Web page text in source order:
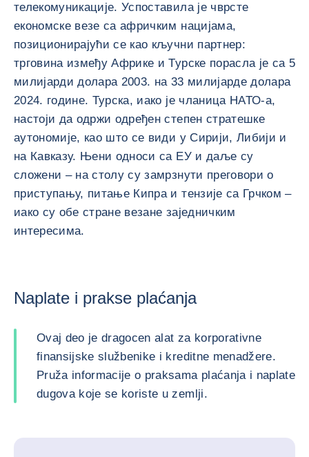
телекомуникације. Успоставила је чврсте
економске везе са афричким нацијама,
позиционирајући се као кључни партнер:
трговина између Африке и Турске порасла је са 5
милијарди долара 2003. на 33 милијарде долара
2024. године. Турска, иако је чланица НАТО-а,
настоји да одржи одређен степен стратешке
аутономије, као што се види у Сирији, Либији и
на Кавказу. Њени односи са ЕУ и даље су
сложени – на столу су замрзнути преговори о
приступању, питање Кипра и тензије са Грчком –
иако су обе стране везане заједничким
интересима.
Naplate i prakse plaćanja
Ovaj deo je dragocen alat za korporativne
finansijske službenike i kreditne menadžere.
Pruža informacije o praksama plaćanja i naplate
dugova koje se koriste u zemlji.